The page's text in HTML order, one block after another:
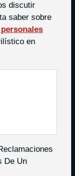
discutir
saber sobre
en